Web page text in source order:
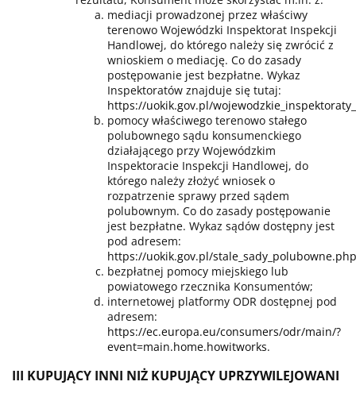
mediacji prowadzonej przez właściwy
terenowo Wojewódzki Inspektorat Inspekcji
Handlowej, do którego należy się zwrócić z
wnioskiem o mediację. Co do zasady
postępowanie jest bezpłatne. Wykaz
Inspektoratów znajduje się tutaj:
https://uokik.gov.pl/
pomocy właściwego terenowo stałego
polubownego sądu konsumenckiego
działającego przy Wojewódzkim
Inspektoracie Inspekcji Handlowej, do
którego należy złożyć wniosek o
rozpatrzenie sprawy przed sądem
polubownym. Co do zasady postępowanie
jest bezpłatne. Wykaz sądów dostępny jest
pod adresem:
https://uokik.gov.pl/stale_sady_polubowne.php
bezpłatnej pomocy miejskiego lub
powiatowego rzecznika Konsumentów;
internetowej platformy ODR dostępnej pod
adresem:
https://ec.europa.eu/consumers/odr/main/?
event=main.home.howitworks.
III KUPUJĄCY INNI NIŻ KUPUJĄCY UPRZYWILEJOWANI